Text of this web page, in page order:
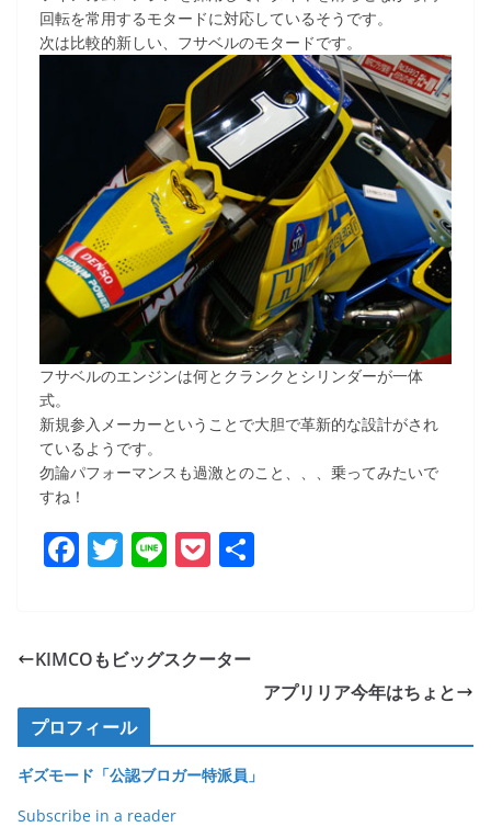
回転を常用するモタードに対応しているそうです。
次は比較的新しい、フサベルのモタードです。
フサベルのエンジンは何とクランクとシリンダーが一体
式。
新規参入メーカーということで大胆で革新的な設計がされ
ているようです。
勿論パフォーマンスも過激とのこと、、、乗ってみたいで
すね！
F
e
o
o
k
T
er
Li P
et
KIMCOもビッグスクーター
アプリリア今年はちょと
プロフィール
ギズモード「公認ブロガー特派員」
Subscribe in a reader